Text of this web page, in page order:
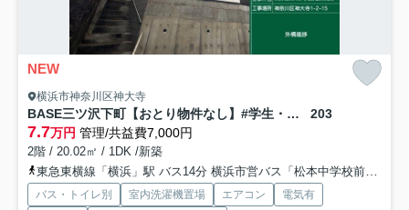
NEW
横浜市神奈川区神大寺
BASE三ツ沢下町【おとり物件なし】#学生・社会人にオススメ！初期費用分割払いOK！ 203
7.7万円 管理/共益費7,000円
2階 / 20.02㎡ / 1DK /新築
東急東横線「横浜」駅 バス14分 横浜市営バス「松本中学校前」 停歩2分
バス・トイレ別 室内洗濯機置場 エアコン
電気有